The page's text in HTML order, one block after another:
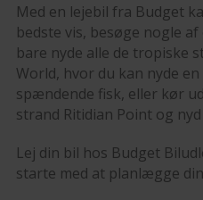
Med en lejebil fra Budget
bedste vis, besøge nogle
bare nyde alle de tropiske
World, hvor du kan nyde
spændende fisk, eller kør
strand Ritidian Point og
Lej din bil hos Budget
starte med at planlægge